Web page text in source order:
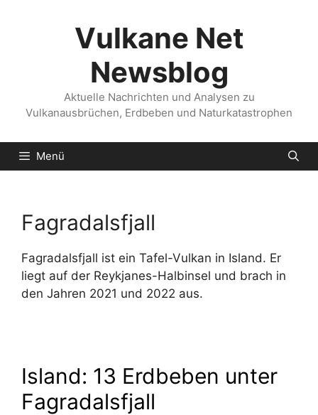
Vulkane Net
Newsblog
Aktuelle Nachrichten und Analysen zu
Vulkanausbrüchen, Erdbeben und Naturkatastrophen
Menü
Fagradalsfjall
Fagradalsfjall ist ein Tafel-Vulkan in Island. Er
liegt auf der Reykjanes-Halbinsel und brach in
den Jahren 2021 und 2022 aus.
Island: 13 Erdbeben unter
Fagradalsfjall